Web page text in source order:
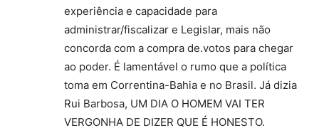
experiência e capacidade para
administrar/fiscalizar e Legislar, mais não
concorda com a compra de.votos para chegar
ao poder. É lamentável o rumo que a política
toma em Correntina-Bahia e no Brasil. Já dizia
Rui Barbosa, UM DIA O HOMEM VAI TER
VERGONHA DE DIZER QUE É HONESTO.